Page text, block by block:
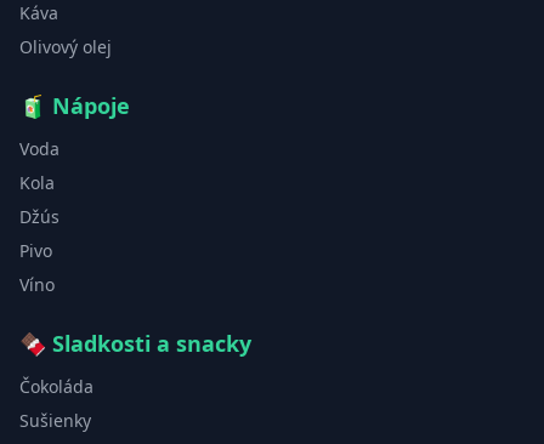
Káva
Olivový olej
🧃 Nápoje
Voda
Kola
Džús
Pivo
Víno
🍫 Sladkosti a snacky
Čokoláda
Sušienky